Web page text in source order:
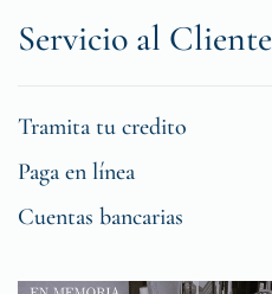
Servicio al Cliente
Tramita tu credito
Paga en línea
Cuentas bancarias